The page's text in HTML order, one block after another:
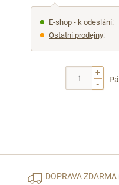
E-shop - k odeslání:
Ostatní prodejny:
+
-
DOPRAVAZDARMA